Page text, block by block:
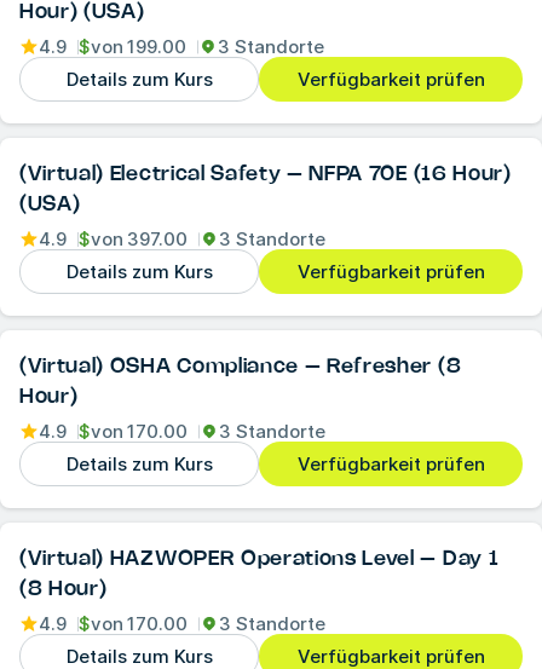
Hour) (USA)
4.9 $von 199.00
3 Standorte
Details zum Kurs
Verfügbarkeit prüfen
(Virtual) Electrical Safety – NFPA 70E (16 Hour)
(USA)
4.9 $von 397.00
3 Standorte
Details zum Kurs
Verfügbarkeit prüfen
(Virtual) OSHA Compliance – Refresher (8
Hour)
4.9 $von 170.00
3 Standorte
Details zum Kurs
Verfügbarkeit prüfen
(Virtual) HAZWOPER Operations Level – Day 1
(8 Hour)
4.9 $von 170.00
3 Standorte
Details zum Kurs
Verfügbarkeit prüfen